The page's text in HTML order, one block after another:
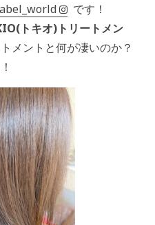
です！
トキオ)トリートメン
メントと何が凄いのか？